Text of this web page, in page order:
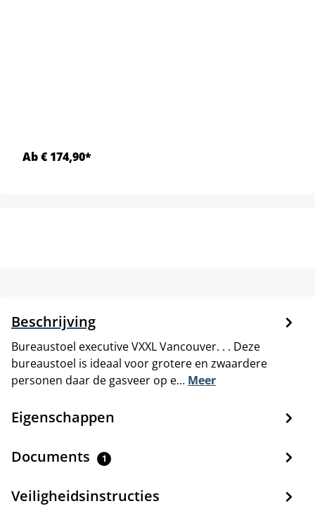
Ab € 174,90*
Beschrijving
Bureaustoel executive VXXL Vancouver. . . Deze
bureaustoel is ideaal voor grotere en zwaardere
personen daar de gasveer op e… Meer
Eigenschappen
Documents 1
Veiligheidsinstructies